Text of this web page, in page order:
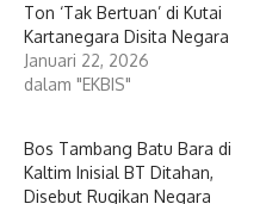
Ton ‘Tak Bertuan’ di Kutai
Kartanegara Disita Negara
Januari 22, 2026
dalam "EKBIS"
Bos Tambang Batu Bara di
Kaltim Inisial BT Ditahan,
Disebut Rugikan Negara